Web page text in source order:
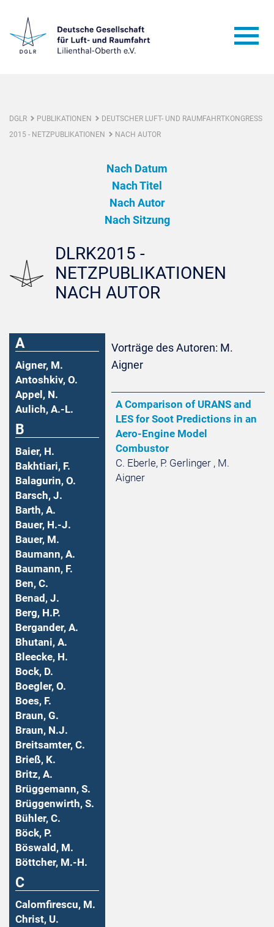
DGLR PUBLIKATIONEN
DEUTSCHER LUFT- UND RAUMFAHRTKONGRESS
2015 - NETZPUBLIKATIONEN
NACH AUTOR
Nach Datum
Nach Titel
Nach Autor
Nach Sitzung
DLRK2015 -
NETZPUBLIKATIONEN
NACH AUTOR
A
Aigner, M.
Antoshkiv, O.
Appel, N.
Aulich, A.-L.
B
Baier, H.
Bakhtiari, F.
Balagurin, O.
Barsch, J.
Barth, A.
Bauer, H.-J.
Bauer, M.
Baumann, A.
Baumann, F.
Ben, C.
Benad, J.
Berg, H.P.
Bergander, A.
Bhutani, A.
Bleecke, H.
Bock, D.
Boegler, O.
Boes, F.
Braun, G.
Braun, N.J.
Breitsamter, C.
Brieß, K.
Britz, A.
Brüggemann, S.
Brüggenwirth, S.
Bühler, C.
Böck, P.
Böswald, M.
Böttcher, M.-H.
C
Calomfirescu, M.
Christ, U.
Vorträge des Autoren: M.
Aigner
A Comparison of URANS and
LES for Soot Predictions in an
Aero-Engine Model
Combustor
C. Eberle, P. Gerlinger , M.
Aigner